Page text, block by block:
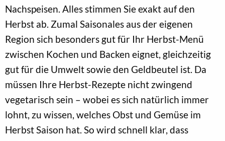
Nachspeisen. Alles stimmen Sie exakt auf den
Herbst ab. Zumal Saisonales aus der eigenen
Region sich besonders gut für Ihr Herbst-Menü
zwischen Kochen und Backen eignet, gleichzeitig
gut für die Umwelt sowie den Geldbeutel ist. Da
müssen Ihre Herbst-Rezepte nicht zwingend
vegetarisch sein – wobei es sich natürlich immer
lohnt, zu wissen, welches Obst und Gemüse im
Herbst Saison hat. So wird schnell klar, dass